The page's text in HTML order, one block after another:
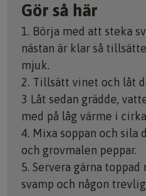
Gör så här
1. Börja med att steka
nästan är klar så
mjuk.
2. Tillsätt vinet och låt
3 Låt sedan grädde,
med på låg värme i
4. Mixa soppan och sila
och grovmalen peppar.
5. Servera gärna
svamp och någon